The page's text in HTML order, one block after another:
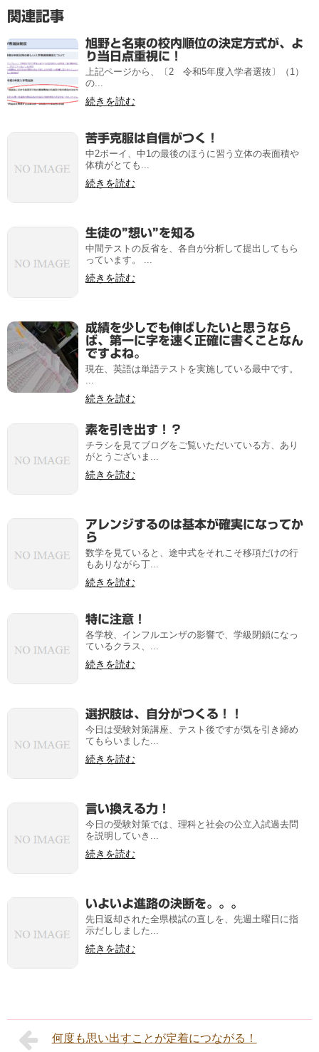
関連記事
旭野と名東の校内順位の決定方式が、よ
り当日点重視に！
上記ページから、〔2 令和5年度入学者選抜〕（1）
の...
続きを読む
苦手克服は自信がつく！
中2ボーイ、中1の最後のほうに習う立体の表面積や
体積がとても...
続きを読む
生徒の”想い”を知る
中間テストの反省を、各自が分析して提出してもら
っています。 ...
続きを読む
成績を少しでも伸ばしたいと思うなら
ば、第一に字を速く正確に書くことなん
ですよね。
現在、英語は単語テストを実施している最中です。
...
続きを読む
素を引き出す！？
チラシを見てブログをご覧いただいている方、あり
がとうございま...
続きを読む
アレンジするのは基本が確実になってか
ら
数学を見ていると、途中式をそれこそ移項だけの行
もありながら丁...
続きを読む
特に注意！
各学校、インフルエンザの影響で、学級閉鎖になっ
ているクラス、...
続きを読む
選択肢は、自分がつくる！！
今日は受験対策講座、テスト後ですが気を引き締め
てもらいました...
続きを読む
言い換える力！
今日の受験対策では、理科と社会の公立入試過去問
を説明していき...
続きを読む
いよいよ進路の決断を。。。
先日返却された全県模試の直しを、先週土曜日に指
示だししました...
続きを読む
何度も思い出すことが定着につながる！